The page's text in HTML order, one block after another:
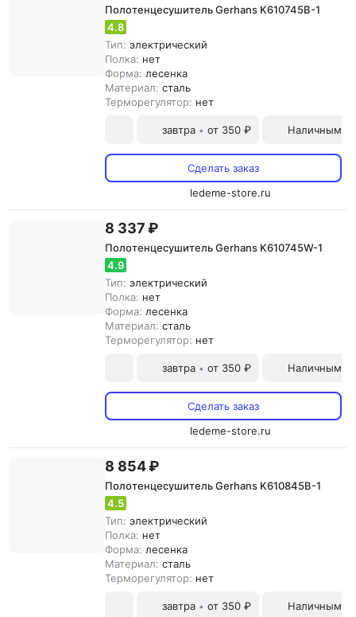
Полотенцесушитель Gerhans K610745B-1
4.8
Тип: электрический
Полка: нет
Форма: лесенка
Материал: сталь
Терморегулятор: нет
завтра • от 350 ₽ Наличными
Сделать заказ
ledeme-store.ru
8 337 ₽
Полотенцесушитель Gerhans K610745W-1
4.9
Тип: электрический
Полка: нет
Форма: лесенка
Материал: сталь
Терморегулятор: нет
завтра • от 350 ₽ Наличными
Сделать заказ
ledeme-store.ru
8 854 ₽
Полотенцесушитель Gerhans K610845B-1
4.5
Тип: электрический
Полка: нет
Форма: лесенка
Материал: сталь
Терморегулятор: нет
завтра • от 350 ₽ Наличными